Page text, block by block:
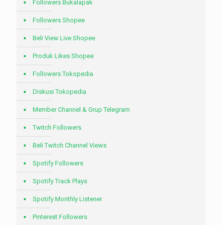
Followers Bukalapak
Followers Shopee
Beli View Live Shopee
Produk Likes Shopee
Followers Tokopedia
Diskusi Tokopedia
Member Channel & Grup Telegram
Twitch Followers
Beli Twitch Channel Views
Spotify Followers
Spotify Track Plays
Spotify Monthly Listener
Pinterest Followers